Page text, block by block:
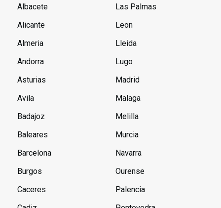
Albacete
Alicante
Almeria
Andorra
Asturias
Avila
Badajoz
Baleares
Barcelona
Burgos
Caceres
Las Palmas
Leon
Lleida
Lugo
Madrid
Malaga
Melilla
Murcia
Navarra
Ourense
Palencia